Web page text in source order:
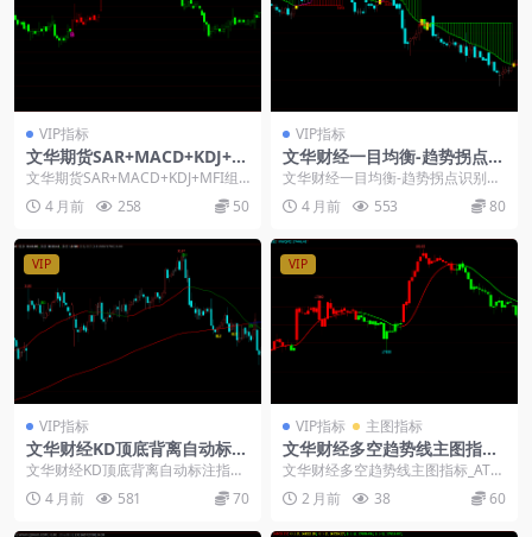
VIP指标
文华期货SAR+MACD+KDJ+M
FI组合-多周期均线排列过滤-
主图买卖标识指标源码
文华期货SAR+MACD+KDJ+MFI组
合-多周期均线排列过滤-主图买卖标
识指...4 月前 258 50
VIP指标
文华财经一目均衡-趋势拐点识
别指标公式
文华财经一目均衡-趋势拐点识别指
标公式： 指标是一款趋势跟踪类技
术分析工具，通过...
4 月前 553 80
VIP
VIP指标
文华财经KD顶底背离自动标注
指标-波段均线多空趋势判断源
码
文华财经KD顶底背离自动标注指标-
波段均线多空趋势判断源码： 基于
ATR止损、波...
4 月前 581 70
VIP
VIP指标 主图指标
文华财经多空趋势线主图指标_
ATR动态止损红绿K线公式源
码
文华财经多空趋势线主图指标_ATR
动态止损红绿K线公式源码： 使用
说明：仅供参考...
2 月前 38 60